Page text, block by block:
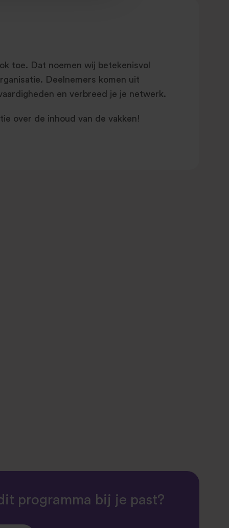
toe. Dat noemen wij betekenisvol
Deelnemers komen uit
en verbreed je je netwerk.
over de inhoud van de vakken!
programma bij je past?